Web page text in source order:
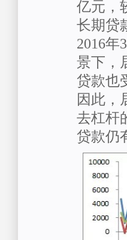
亿元，
长期贷
2016年
景下，
贷款也
因此，
去杠杆
贷款仍